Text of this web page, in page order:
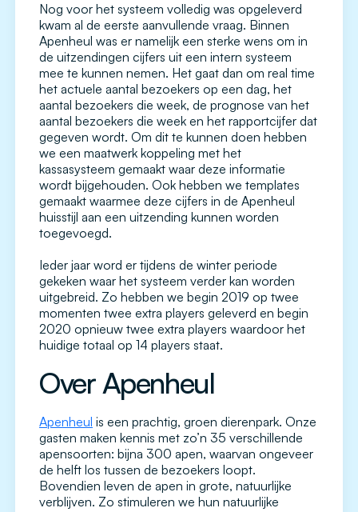
Nog voor het systeem volledig was opgeleverd
kwam al de eerste aanvullende vraag. Binnen
Apenheul was er namelijk een sterke wens om in
de uitzendingen cijfers uit een intern systeem
mee te kunnen nemen. Het gaat dan om real time
het actuele aantal bezoekers op een dag, het
aantal bezoekers die week, de prognose van het
aantal bezoekers die week en het rapportcijfer dat
gegeven wordt. Om dit te kunnen doen hebben
we een maatwerk koppeling met het
kassasysteem gemaakt waar deze informatie
wordt bijgehouden. Ook hebben we templates
gemaakt waarmee deze cijfers in de Apenheul
huisstijl aan een uitzending kunnen worden
toegevoegd.
Ieder jaar word er tijdens de winter periode
gekeken waar het systeem verder kan worden
uitgebreid. Zo hebben we begin 2019 op twee
momenten twee extra players geleverd en begin
2020 opnieuw twee extra players waardoor het
huidige totaal op 14 players staat.
Over Apenheul
Apenheul is een prachtig, groen dierenpark. Onze
gasten maken kennis met zo’n 35 verschillende
apensoorten: bijna 300 apen, waarvan ongeveer
de helft los tussen de bezoekers loopt.
Bovendien leven de apen in grote, natuurlijke
verblijven. Zo stimuleren we hun natuurlijke